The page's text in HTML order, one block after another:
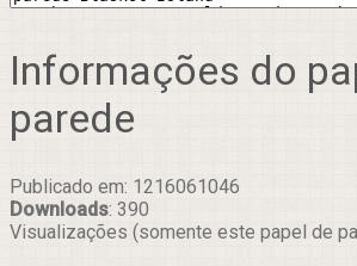
Informações do
parede
Publicado em: 1216061046
Downloads: 390
Visualizações (somente este papel de